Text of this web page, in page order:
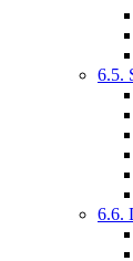
6.5.
6.6.